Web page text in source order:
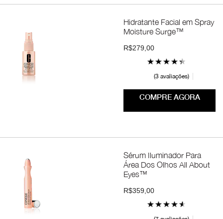
Hidratante Facial em Spray
Moisture Surge™
R$279,00
3 avaliações
COMPRE AGORA
Sérum Iluminador Para
Área Dos Olhos All About
Eyes™
R$359,00